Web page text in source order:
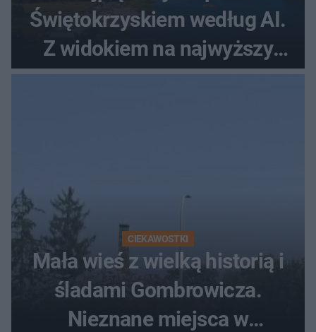
Świętokrzyskiem według AI.
Z widokiem na najwyższy
szczyt Gór Świętokrzyskich
CIEKAWOSTKI
Mała wieś z wielką historią i
śladami Gombrowicza.
Nieznane miejsca w